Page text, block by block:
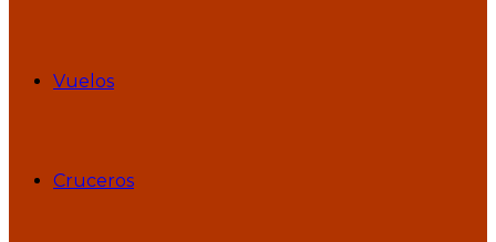
Vuelos
Cruceros